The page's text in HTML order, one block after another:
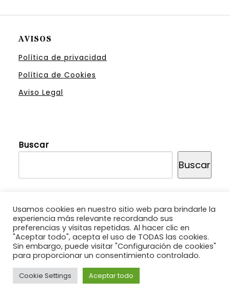
AVISOS
Política de privacidad
Política de Cookies
Aviso Legal
Buscar
Buscar
ETIQUETAS
Usamos cookies en nuestro sitio web para brindarle la
experiencia más relevante recordando sus
preferencias y visitas repetidas. Al hacer clic en
"Aceptar todo", acepta el uso de TODAS las cookies.
Sin embargo, puede visitar "Configuración de cookies"
para proporcionar un consentimiento controlado.
Cookie Settings Aceptar todo